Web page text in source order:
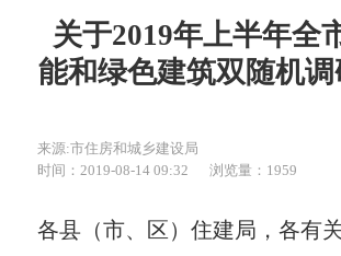
关于2019年上半年全
能和绿色建筑双随机
来源:市住房和城乡建设局
时间：2019-08-14 09:32
浏览量：1959
各县（市、区）住建局，各有